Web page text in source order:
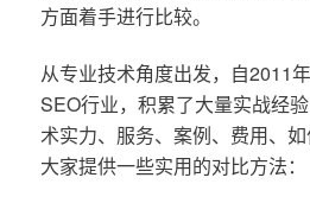
方面着手进行比较。
从专业技术角度出发，自2011
SEO行业，积累了大量实战经
术实力、服务、案例、费用、
大家提供一些实用的对比方法：